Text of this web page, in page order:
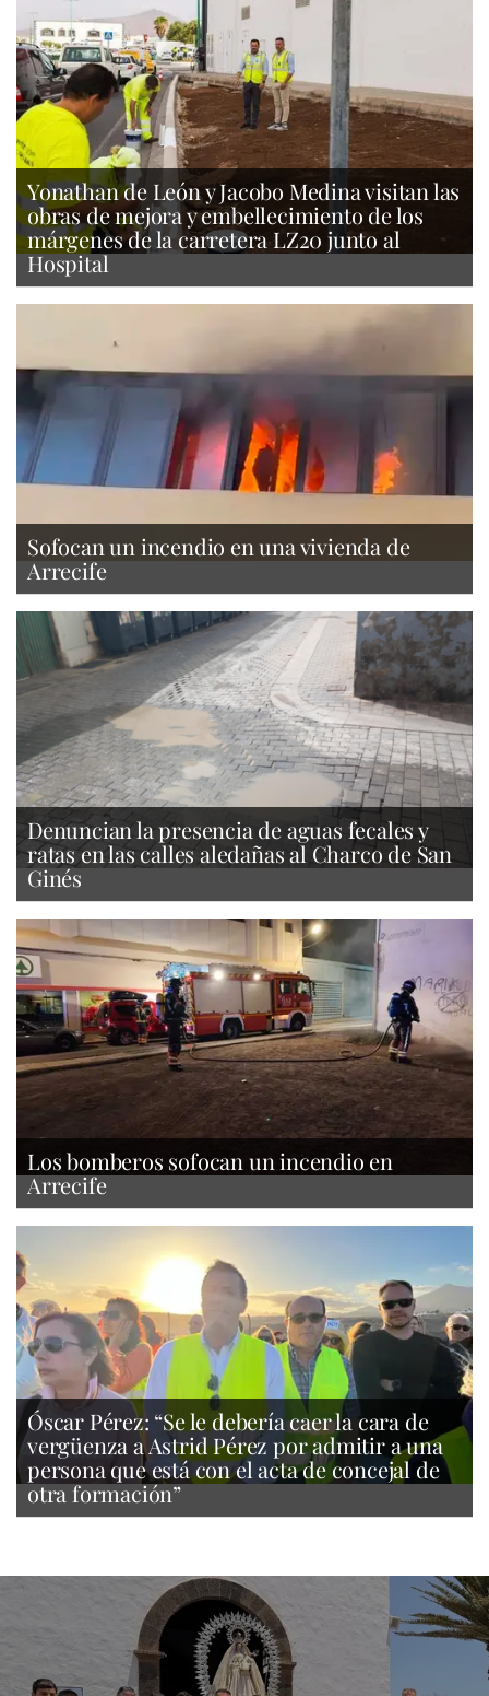
Yonathan de León y Jacobo Medina visitan las
obras de mejora y embellecimiento de los
márgenes de la carretera LZ20 junto al
Hospital
Sofocan un incendio en una vivienda de
Arrecife
Denuncian la presencia de aguas fecales y
ratas en las calles aledañas al Charco de San
Ginés
Los bomberos sofocan un incendio en
Arrecife
Óscar Pérez: “Se le debería caer la cara de
vergüenza a Astrid Pérez por admitir a una
persona que está con el acta de concejal de
otra formación”